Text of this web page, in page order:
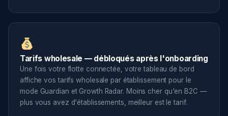
Tarifs wholesale — débloqués après l'onboarding
Une fois votre flotte connectée, votre tableau de bord
affiche vos tarifs wholesale par établissement pour le
mode Guardian et Growth Radar. Moins cher qu'en B2C —
plus vous avez d'établissements, meilleur est le tarif.